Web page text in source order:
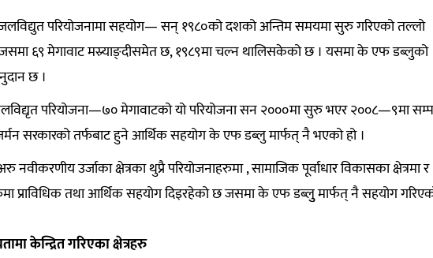
जलविद्युत परियोजनामा सहयोग— सन् १९८०को दशको अन्तिम समयमा सुरु गरिएको तल्लो
जसमा ६९ मेगावाट मस्र्याङ्दीसमेत छ, १९८९मा चल्न थालिसकेको छ । यसमा के एफ डब्लुको
छ ।
परियोजना—७० मेगावाटको यो परियोजना सन २०००मा सुरु भएर २००८—९मा
सरकारको तर्फबाट हुने आर्थिक सहयोग के एफ डब्लु मार्फत् नै भएको हो ।
नवीकरणीय उर्जाका क्षेत्रका थुप्रै परियोजनाहरुमा , सामाजिक पूर्वाधार विकासका क्षेत्रमा र
प्राविधिक तथा आर्थिक सहयोग दिइरहेको छ जसमा के एफ डब्लुु मार्फत् नै सहयोग
केन्द्रित गरिएका क्षेत्रहरु